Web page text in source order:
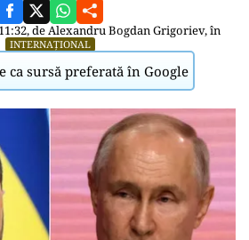
deAlexandru Bogdan Grigoriev, în
INTERNAȚIONAL
ca sursă preferată în Google